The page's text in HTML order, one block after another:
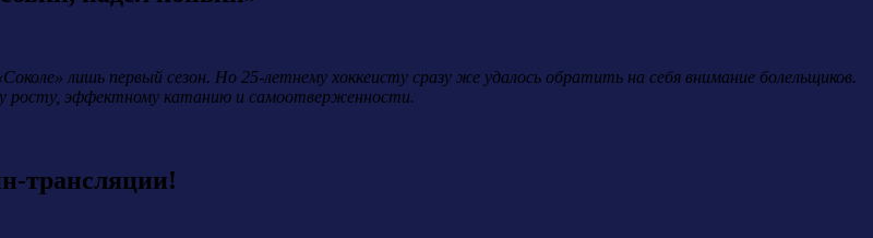
лишь первый сезон. Но 25-летнему хоккеисту сразу же удалось обратить на себя внимание болельщиков.
росту, эффектному катанию и самоотверженности.
трансляции!